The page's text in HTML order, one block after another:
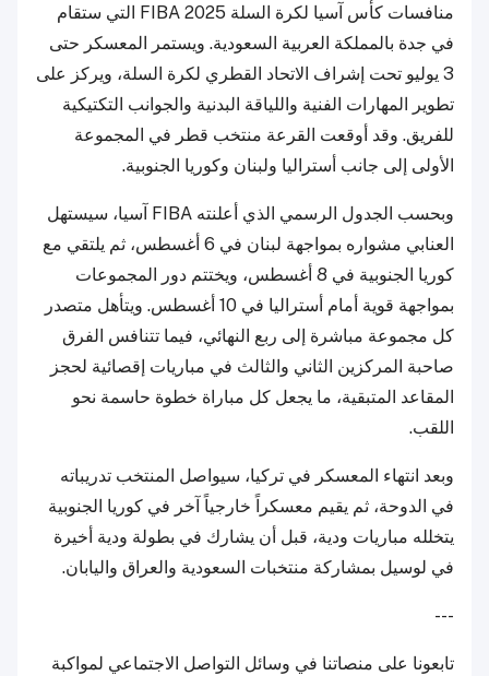
منافسات كأس آسيا لكرة السلة FIBA 2025 التي ستقام
في جدة بالمملكة العربية السعودية. ويستمر المعسكر حتى
3 يوليو تحت إشراف الاتحاد القطري لكرة السلة، ويركز على
تطوير المهارات الفنية واللياقة البدنية والجوانب التكتيكية
للفريق. وقد أوقعت القرعة منتخب قطر في المجموعة
الأولى إلى جانب أستراليا ولبنان وكوريا الجنوبية.
وبحسب الجدول الرسمي الذي أعلنته FIBA آسيا، سيستهل
العنابي مشواره بمواجهة لبنان في 6 أغسطس، ثم يلتقي مع
كوريا الجنوبية في 8 أغسطس، ويختتم دور المجموعات
بمواجهة قوية أمام أستراليا في 10 أغسطس. ويتأهل متصدر
كل مجموعة مباشرة إلى ربع النهائي، فيما تتنافس الفرق
صاحبة المركزين الثاني والثالث في مباريات إقصائية لحجز
المقاعد المتبقية، ما يجعل كل مباراة خطوة حاسمة نحو
اللقب.
وبعد انتهاء المعسكر في تركيا، سيواصل المنتخب تدريباته
في الدوحة، ثم يقيم معسكراً خارجياً آخر في كوريا الجنوبية
يتخلله مباريات ودية، قبل أن يشارك في بطولة ودية أخيرة
في لوسيل بمشاركة منتخبات السعودية والعراق واليابان.
---
تابعونا على منصاتنا في وسائل التواصل الاجتماعي لمواكبة